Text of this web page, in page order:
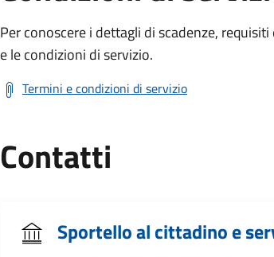
Per conoscere i dettagli di scadenze,
e le condizioni di servizio.
Termini e condizioni di servizio
Contatti
Sportello al cittadino e